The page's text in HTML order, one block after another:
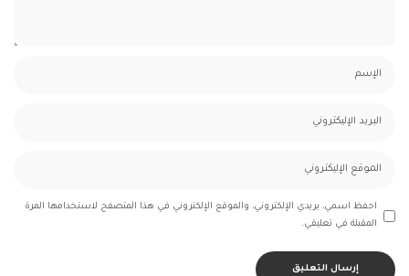
احفظ اسمي، بريدي الإلكتروني، والموقع الإلكتروني في هذا المتصفح لاستخدامها المرة
المقبلة في تعليقي.